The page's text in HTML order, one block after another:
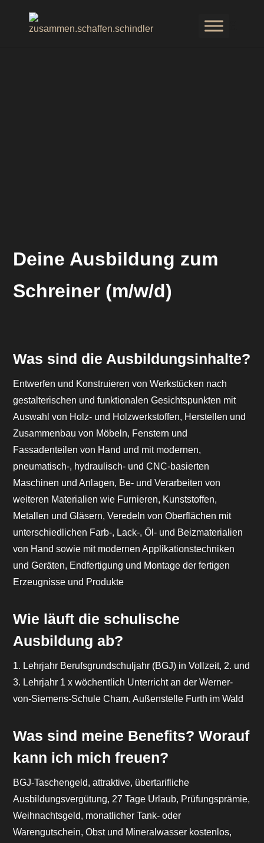
Deine Ausbildung zum
Schreiner (m/w/d)
Was sind die Ausbildungsinhalte?
Entwerfen und Konstruieren von Werkstücken nach
gestalterischen und funktionalen Gesichtspunkten mit
Auswahl von Holz- und Holzwerkstoffen, Herstellen und
Zusammenbau von Möbeln, Fenstern und
Fassadenteilen von Hand und mit modernen,
pneumatisch-, hydraulisch- und CNC-basierten
Maschinen und Anlagen, Be- und Verarbeiten von
weiteren Materialien wie Furnieren, Kunststoffen,
Metallen und Gläsern, Veredeln von Oberflächen mit
unterschiedlichen Farb-, Lack-, Öl- und Beizmaterialien
von Hand sowie mit modernen Applikationstechniken
und Geräten, Endfertigung und Montage der fertigen
Erzeugnisse und Produkte
Wie läuft die schulische
Ausbildung ab?
1. Lehrjahr Berufsgrundschuljahr (BGJ) in Vollzeit, 2. und
3. Lehrjahr 1 x wöchentlich Unterricht an der Werner-
von-Siemens-Schule Cham, Außenstelle Furth im Wald
Was sind meine Benefits? Worauf
kann ich mich freuen?
BGJ-Taschengeld, attraktive, übertarifliche
Ausbildungsvergütung, 27 Tage Urlaub, Prüfungsprämie,
Weihnachtsgeld, monatlicher Tank- oder
Warengutschein, Obst und Mineralwasser kostenlos,